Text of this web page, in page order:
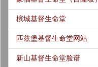
槟城基督生命堂
匹兹堡基督生命堂网站
新山基督生命堂脸谱